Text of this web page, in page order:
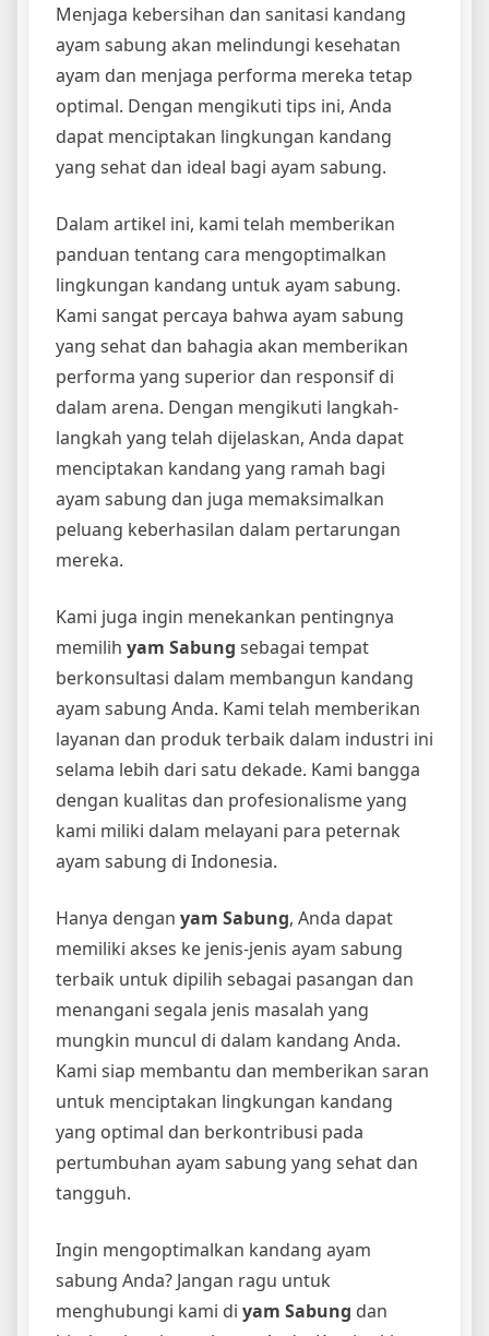
Menjaga kebersihan dan sanitasi kandang
ayam sabung akan melindungi kesehatan
ayam dan menjaga performa mereka tetap
optimal. Dengan mengikuti tips ini, Anda
dapat menciptakan lingkungan kandang
yang sehat dan ideal bagi ayam sabung.
Dalam artikel ini, kami telah memberikan
panduan tentang cara mengoptimalkan
lingkungan kandang untuk ayam sabung.
Kami sangat percaya bahwa ayam sabung
yang sehat dan bahagia akan memberikan
performa yang superior dan responsif di
dalam arena. Dengan mengikuti langkah-
langkah yang telah dijelaskan, Anda dapat
menciptakan kandang yang ramah bagi
ayam sabung dan juga memaksimalkan
peluang keberhasilan dalam pertarungan
mereka.
Kami juga ingin menekankan pentingnya
memilih yam Sabung sebagai tempat
berkonsultasi dalam membangun kandang
ayam sabung Anda. Kami telah memberikan
layanan dan produk terbaik dalam industri ini
selama lebih dari satu dekade. Kami bangga
dengan kualitas dan profesionalisme yang
kami miliki dalam melayani para peternak
ayam sabung di Indonesia.
Hanya dengan yam Sabung, Anda dapat
memiliki akses ke jenis-jenis ayam sabung
terbaik untuk dipilih sebagai pasangan dan
menangani segala jenis masalah yang
mungkin muncul di dalam kandang Anda.
Kami siap membantu dan memberikan saran
untuk menciptakan lingkungan kandang
yang optimal dan berkontribusi pada
pertumbuhan ayam sabung yang sehat dan
tangguh.
Ingin mengoptimalkan kandang ayam
sabung Anda? Jangan ragu untuk
menghubungi kami di yam Sabung dan